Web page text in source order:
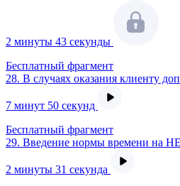
2 минуты 43 секунды
Бесплатный фрагмент
28. В случаях оказания клиенту
7 минут 50 секунд
Бесплатный фрагмент
29. Введение нормы времени на
2 минуты 31 секунда